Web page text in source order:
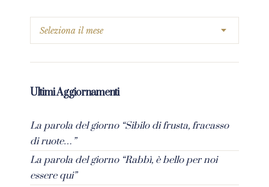
Ultimi Aggiornamenti
La parola del giorno “Sibilo di frusta, fracasso
di ruote…”
La parola del giorno “Rabbì, è bello per noi
essere qui”